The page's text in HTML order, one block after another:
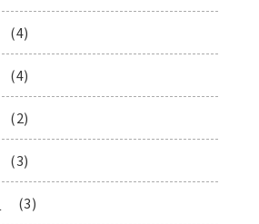
(4)
(4)
(2)
(3)
(3)